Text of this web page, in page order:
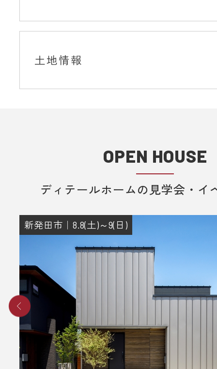
土地情報
OPEN HOUSE
ディテールホームの見学会・イ
新発田市｜8.8(土)～9(日)